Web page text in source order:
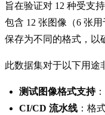
旨在验证对 12 种受支
包含 12 张图像（6 张
保存为不同的格式，以
此数据集对于以下用途
测试图像格式支持
CI/CD 流水线 ：格